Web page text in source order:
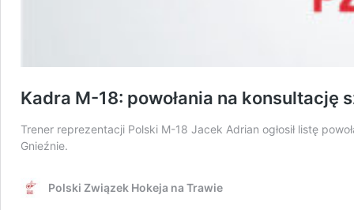
Kadra M-18: powołania na konsultację
Trener reprezentacji Polski M-18 Jacek Adrian ogłosił listę
Gnieźnie.
Polski Związek Hokeja na Trawie